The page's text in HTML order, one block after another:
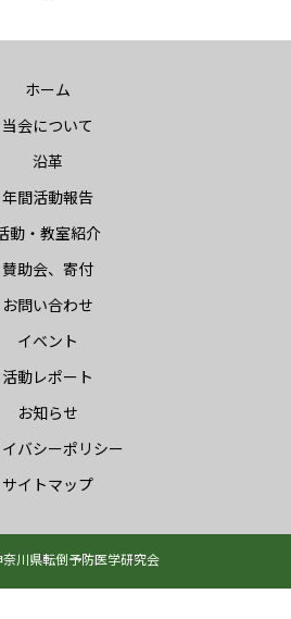
ホーム
当会について
沿革
年間活動報告
動・教室紹介
賛助会、寄付
お問い合わせ
イベント
活動レポート
お知らせ
バシーポリシー
サイトマップ
川県転倒予防医学研究会